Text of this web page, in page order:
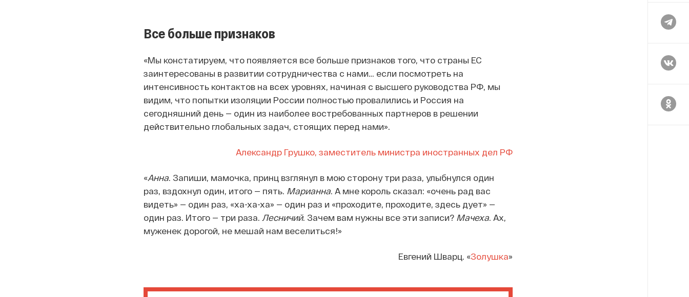
Все больше признаков
«Мы констатируем, что появляется все больше признаков того, что страны ЕС
заинтересованы в развитии сотрудничества с нами… если посмотреть на
интенсивность контактов на всех уровнях, начиная с высшего руководства РФ, мы
видим, что попытки изоляции России полностью провалились и Россия на
сегодняшний день — один из наиболее востребованных партнеров в решении
действительно глобальных задач, стоящих перед нами».
Александр Грушко, заместитель министра иностранных дел РФ
«Анна. Запиши, мамочка, принц взглянул в мою сторону три раза, улыбнулся один
раз, вздохнул один, итого — пять. Марианна. А мне король сказал: «очень рад вас
видеть» — один раз, «ха-ха-ха» — один раз и «проходите, проходите, здесь дует» —
один раз. Итого — три раза. Лесничий. Зачем вам нужны все эти записи? Мачеха. Ах,
муженек дорогой, не мешай нам веселиться!»
Евгений Шварц. «Золушка»